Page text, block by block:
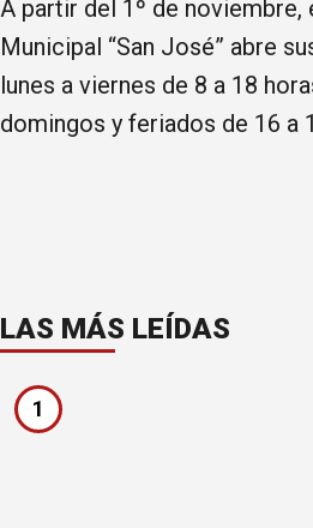
A partir del 1º de noviembre,
Municipal “San José” abre
lunes a viernes de 8 a 18
domingos y feriados de 16 a
LAS MÁS LEÍDAS
1